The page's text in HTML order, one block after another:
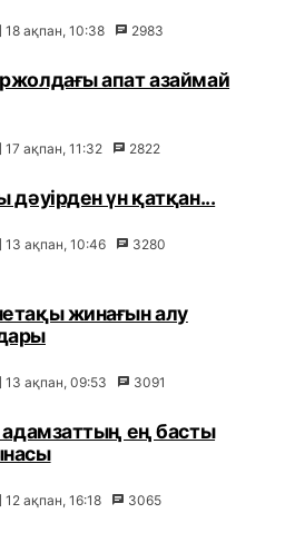
18 ақпан, 10:38 2983
апат азаймай
17 ақпан, 11:32 2822
дәуірден үн қатқан...
13 ақпан, 10:46 3280
жинағын алу
13 ақпан, 09:53 3091
адамзаттың ең басты
12 ақпан, 16:18 3065